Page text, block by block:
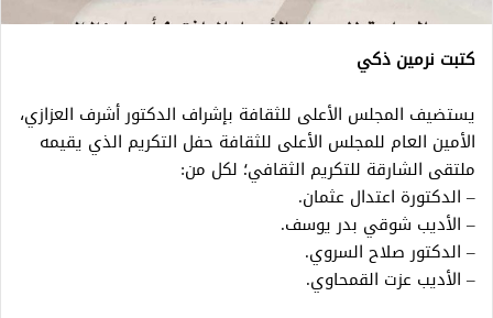
كتبت نرمين ذكي
يستضيف المجلس الأعلى للثقافة بإشراف الدكتور أشرف العزازي،
الأمين العام للمجلس الأعلى للثقافة حفل التكريم الذي يقيمه
ملتقى الشارقة للتكريم الثقافي؛ لكل من:
– الدكتورة اعتدال عثمان.
– الأديب شوقي بدر يوسف.
– الدكتور صلاح السروي.
– الأديب عزت القمحاوي.